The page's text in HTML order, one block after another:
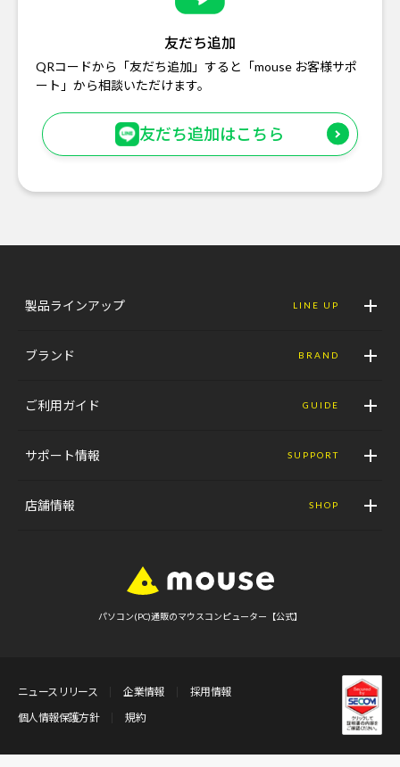
友だち追加
QRコードから「友だち追加」すると「mouse お客様サポ
ート」から相談いただけます。
友だち追加はこちら
製品ラインアップ LINE UP
ブランド BRAND
ご利用ガイド GUIDE
サポート情報 SUPPORT
店舗情報 SHOP
パソコン(PC)通販のマウスコンピューター【公式】
ニュースリリース 企業情報
採用情報
個人情報保護方針
規約